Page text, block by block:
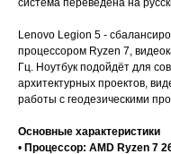
система переведена на
Lenovo Legion 5 -
процессором Ryzen 7,
Гц. Ноутбук подойдёт для
архитектурных проектов,
работы с геодезическими
Основные характеристики
• Процессор: AMD Ryzen 7